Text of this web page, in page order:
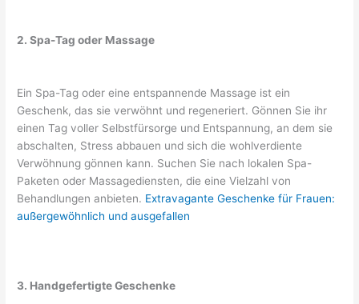
2. Spa-Tag oder Massage
Ein Spa-Tag oder eine entspannende Massage ist ein
Geschenk, das sie verwöhnt und regeneriert. Gönnen Sie ihr
einen Tag voller Selbstfürsorge und Entspannung, an dem sie
abschalten, Stress abbauen und sich die wohlverdiente
Verwöhnung gönnen kann. Suchen Sie nach lokalen Spa-
Paketen oder Massagediensten, die eine Vielzahl von
Behandlungen anbieten. Extravagante Geschenke für Frauen:
außergewöhnlich und ausgefallen
3. Handgefertigte Geschenke